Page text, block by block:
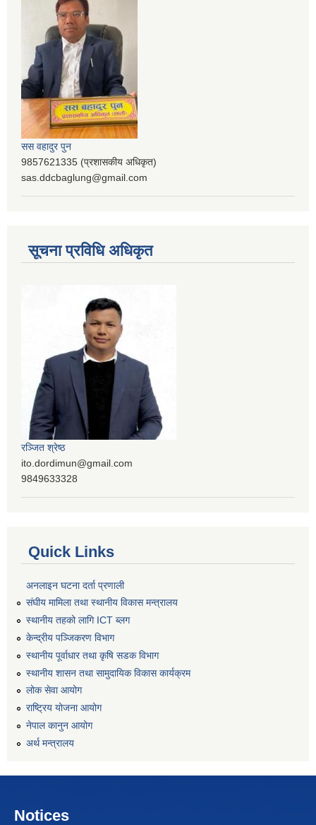
सस वहादुर पुन
9857621335 (प्रशासकीय अधिकृत)
sas.ddcbaglung@gmail.com
सूचना प्रविधि अधिकृत
रञ्‍जित श्रेष्ठ
ito.dordimun@gmail.com
9849633328
Quick Links
अनलाइन घटना दर्ता प्रणाली
संघीय मामिला तथा स्थानीय विकास मन्त्रालय
स्थानीय तहको लागि ICT ब्लग
केन्द्रीय पञ्जिकरण विभाग
स्थानीय पूर्वाधार तथा कृषि सडक विभाग
स्थानीय शासन तथा सामुदायिक विकास कार्यक्रम
लोक सेवा आयोग
राष्ट्रिय योजना आयोग
नेपाल कानुन आयोग
अर्थ मन्त्रालय
Notices